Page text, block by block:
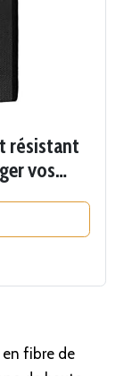
résistant
vos
en fibre de